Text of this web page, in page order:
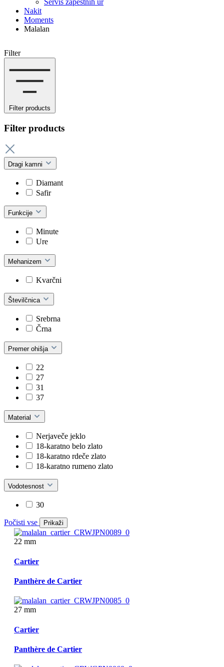
Servis zapestnih ur
Nakit
Moments
Malalan
Filter
Filter products
Filter products
Dragi kamni
Diamant
Safir
Funkcije
Minute
Ure
Mehanizem
Kvarčni
Številčnica
Srebrna
Črna
Premer ohišja
22
27
31
37
Material
Nerjaveče jeklo
18-karatno belo zlato
18-karatno rdeče zlato
18-karatno rumeno zlato
Vodotesnost
30
Počisti vse Prikaži
22 mm
Cartier
Panthère de Cartier
27 mm
Cartier
Panthère de Cartier